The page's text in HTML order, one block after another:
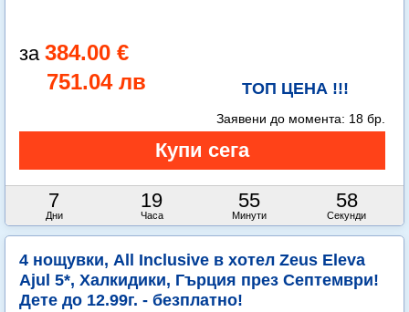
384.00 €
751.04 лв
ТОП ЦЕНА !!!
7
Дни
19
Часа
55
Минути
57
Секунди
Заявени до момента: 18 бр.
4 нощувки, All Inclusive в хотел Zeus Eleva
Ajul 5*, Халкидики, Гърция през Септември!
Дете до 12.99г. - безплатно!